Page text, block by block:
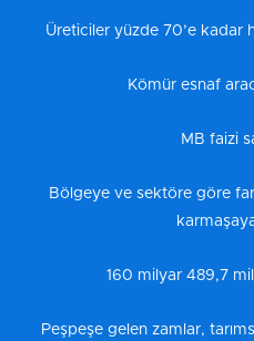
Üreticiler yüzde 70’e kadar
Kömür esnaf
MB faizi
Bölgeye ve sektöre göre
160 milyar 489,7
Peşpeşe gelen zamlar,